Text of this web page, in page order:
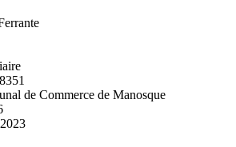
de Commerce de Manosque